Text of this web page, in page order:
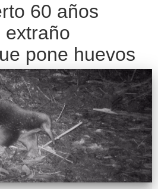
60 años
extraño
pone huevos